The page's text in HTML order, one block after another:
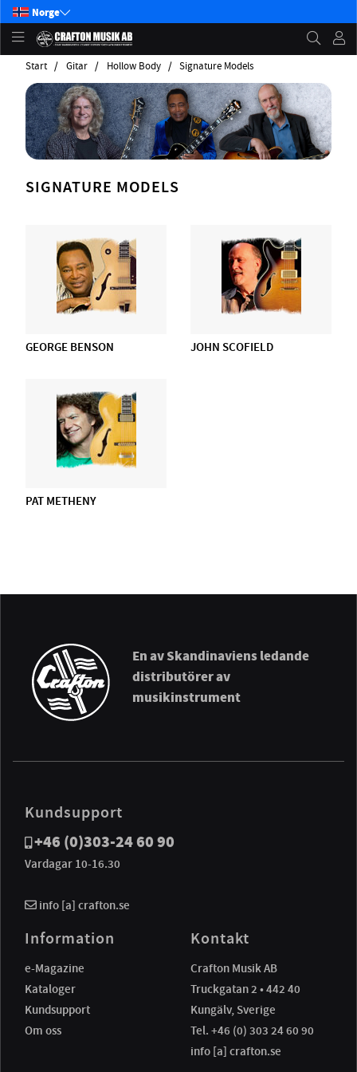
Norge
Start Gitar Hollow Body Signature Models
SIGNATURE MODELS
GEORGE BENSON JOHN SCOFIELD
PAT METHENY
En av Skandinaviens ledande
distributörer av
musikinstrument
Kundsupport
+46 (0)303-24 60 90
Vardagar 10-16.30
info [a] crafton.se
Information
e-Magazine
Kataloger
Kundsupport
Om oss
Kontakt
Crafton Musik AB
Truckgatan 2 • 442 40
Kungälv, Sverige
Tel. +46 (0) 303 24 60 90
info [a] crafton.se